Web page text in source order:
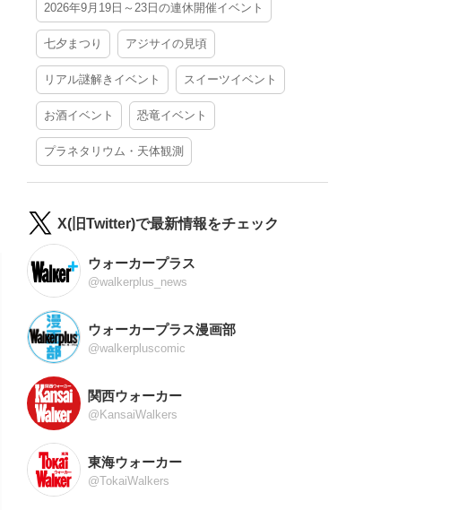
2026年9月19日～23日の連休開催イベント
七夕まつり アジサイの見頃
リアル謎解きイベント スイーツイベント
お酒イベント 恐竜イベント
プラネタリウム・天体観測
X(旧Twitter)で最新情報をチェック
ウォーカープラス
@walkerplus_news
ウォーカープラス漫画部
@walkerpluscomic
関西ウォーカー
@KansaiWalkers
東海ウォーカー
@TokaiWalkers